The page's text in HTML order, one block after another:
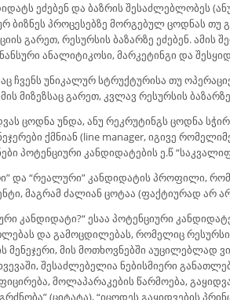
ეძებენ და ბაზრის შესაძლებლობეს
ბიზნეს პროცესებზე მორგებულ ცოდნას
გარეთ, რესურსის ბაზარზე ეძებენ. ამის
ანალიტიკოსი, მარკეტინგი და
ჩვენს უნიკალურ სტრუქტურისა თუ
მიზეზსაც გარეთ, კვლავ რესურსის
ცოდნა უნდა, ანუ რეკრუტინგს ცოდნა
ქმნიან (line manager, იგივე
პოტენციური კანდიდატების ე.წ
და “რეალური” კანდიდატის პროფილი,
მაგრამ ძალიან ცოტაა (ფაქტიურად არ
კანდიდატი?“ ესაა პოტენციური
და გამოცდილებას, რომელიც
მენეჯერი, მის მოთხოვნებში აუცილებლად
შესაძლებელია ნებისმიერი
მოლაპარაკების წარმოება,
(ციტატა), “იცოდეს გაყიდვების